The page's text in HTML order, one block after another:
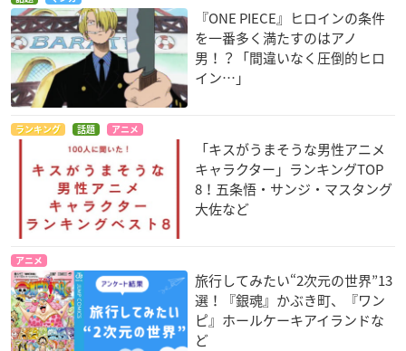
『ONE PIECE』ヒロインの条件
を一番多く満たすのはアノ
男！？「間違いなく圧倒的ヒロ
イン…」
ランキング 話題 アニメ
「キスがうまそうな男性アニメ
キャラクター」ランキングTOP
8！五条悟・サンジ・マスタング
大佐など
アニメ
旅行してみたい“2次元の世界”13
選！『銀魂』かぶき町、『ワン
ピ』ホールケーキアイランドな
ど